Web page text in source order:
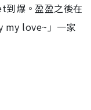
到爆。盈盈之後在
my love~」一家